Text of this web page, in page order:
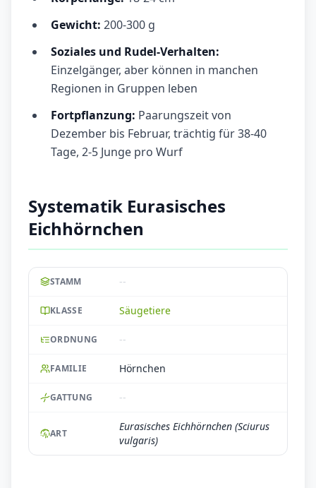
Gewicht: 200-300 g
Soziales und Rudel-Verhalten:
Einzelgänger, aber können in manchen
Regionen in Gruppen leben
Fortpflanzung: Paarungszeit von
Dezember bis Februar, trächtig für 38-40
Tage, 2-5 Junge pro Wurf
Systematik Eurasisches
Eichhörnchen
STAMM --
KLASSE Säugetiere
ORDNUNG --
FAMILIE Hörnchen
GATTUNG --
ART
Eurasisches Eichhörnchen (Sciurus
vulgaris)